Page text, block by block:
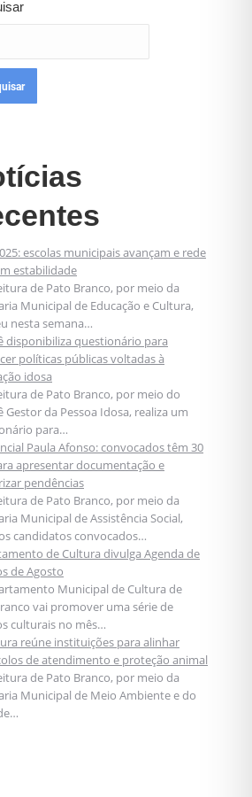
escolas municipais avançam e rede
estabilidade
de Pato Branco, por meio da
Municipal de Educação e Cultura,
nesta semana…
disponibiliza questionário para
políticas públicas voltadas à
idosa
de Pato Branco, por meio do
Gestor da Pessoa Idosa, realiza um
para…
Paula Afonso: convocados têm 30
apresentar documentação e
pendências
de Pato Branco, por meio da
Municipal de Assistência Social,
candidatos convocados…
de Cultura divulga Agenda de
de Agosto
Municipal de Cultura de
vai promover uma série de
culturais no mês…
reúne instituições para alinhar
de atendimento e proteção animal
de Pato Branco, por meio da
Municipal de Meio Ambiente e do